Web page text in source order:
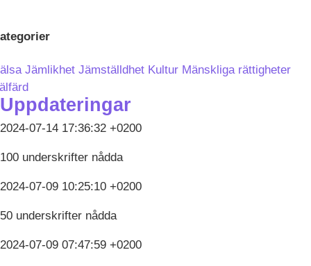
Jämlikhet Jämställdhet Kultur Mänskliga rättigheter
Uppdateringar
2024-07-14 17:36:32 +0200
100 underskrifter nådda
2024-07-09 10:25:10 +0200
50 underskrifter nådda
2024-07-09 07:47:59 +0200